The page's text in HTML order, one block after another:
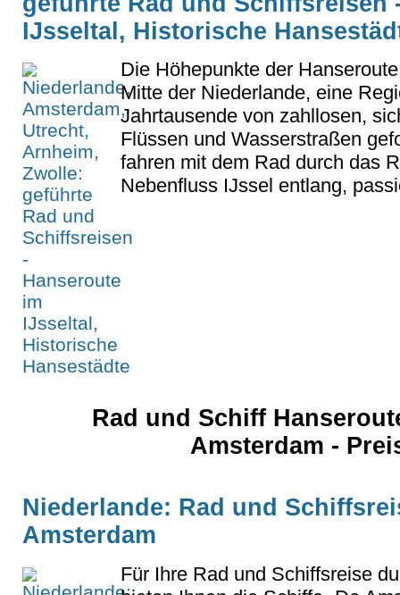
IJsseltal, Historische
Die Höhepunkte der
Mitte der Niederlande, eine
Jahrtausende von zahllosen,
Flüssen und Wasserstraßen
fahren mit dem Rad durch das
Nebenfluss IJssel entlang,
Rad und Schiff
Amsterdam -
Niederlande: Rad und
Amsterdam
Für Ihre Rad und Schiffsreise